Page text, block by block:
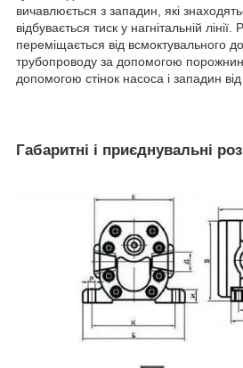
вичавлюється з западин, які
відбувається тиск у нагнітальній
переміщається від всмоктувального
трубопроводу за допомогою
допомогою стінок насоса і западин від
Габаритні і приєднувальні